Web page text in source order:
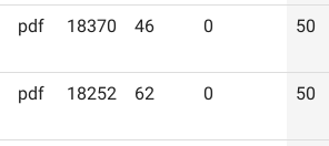
pdf 18370 46 0 50
pdf 18252 62 0 50